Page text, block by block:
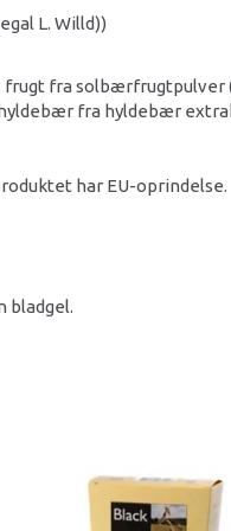
L. Willd))
fra solbærfrugtpulver
fra hyldebær
har EU-oprindelse.
bladgel.